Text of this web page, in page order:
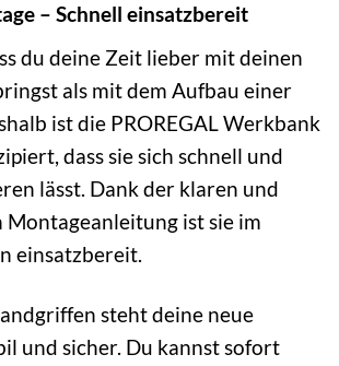
– Schnell einsatzbereit
du deine Zeit lieber mit deinen
als mit dem Aufbau einer
ist die PROREGAL Werkbank
dass sie sich schnell und
lässt. Dank der klaren und
ist sie im
einsatzbereit.
steht deine neue
und sicher. Du kannst sofort